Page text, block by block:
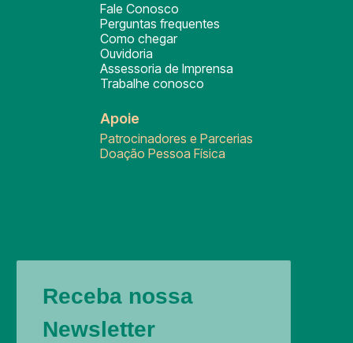
Fale Conosco
Perguntas frequentes
Como chegar
Ouvidoria
Assessoria de Imprensa
Trabalhe conosco
Apoie
Patrocinadores e Parcerias
Doação Pessoa Física